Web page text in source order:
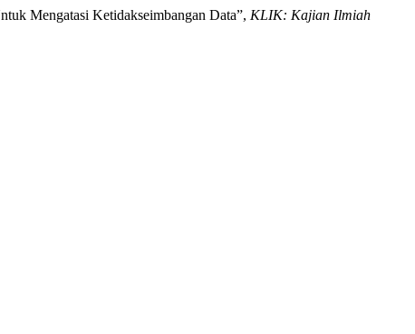
Mengatasi Ketidakseimbangan Data”, KLIK: Kajian Ilmiah